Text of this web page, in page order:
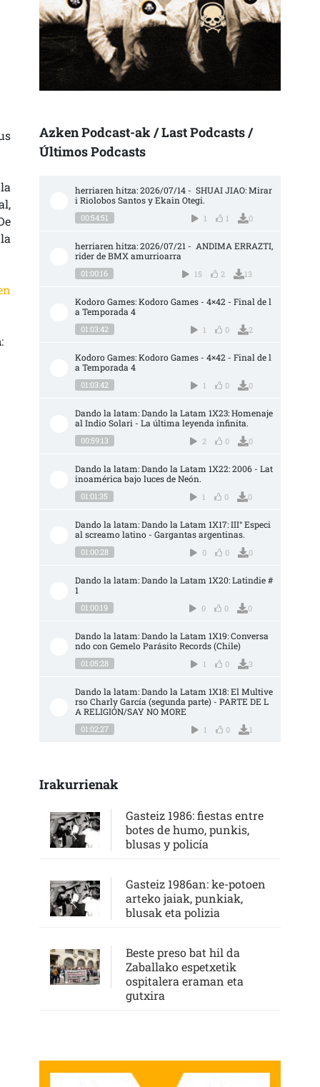
:
Azken Podcast-ak / Last Podcasts /
Últimos Podcasts
herriaren hitza: 2026/07/14 -  SHUAI JIAO: Mirar
i Riolobos Santos y Ekain Otegi.
00:54:51 1 1 0
herriaren hitza: 2026/07/21 -  ANDIMA ERRAZTI,
rider de BMX amurrioarra
01:00:16 15 2 13
Kodoro Games: Kodoro Games - 4×42 - Final de l
a Temporada 4
01:03:42 1 0 2
Kodoro Games: Kodoro Games - 4×42 - Final de l
a Temporada 4
01:03:42 1 0 0
Dando la latam: Dando la Latam 1X23: Homenaje
al Indio Solari - La última leyenda infinita.
00:59:13 2 0 0
Dando la latam: Dando la Latam 1X22: 2006 - Lat
inoamérica bajo luces de Neón.
01:01:35 1 0 0
Dando la latam: Dando la Latam 1X17: III° Especi
al screamo latino - Gargantas argentinas.
01:00:28 0 0 0
Dando la latam: Dando la Latam 1X20: Latindie #
1
01:00:19 0 0 0
Dando la latam: Dando la Latam 1X19: Conversa
ndo con Gemelo Parásito Records (Chile)
01:05:28 1 0 3
Dando la latam: Dando la Latam 1X18: El Multive
rso Charly García (segunda parte) - PARTE DE L
A RELIGIÓN/SAY NO MORE
01:02:27 1 0 1
Irakurrienak
Gasteiz 1986: fiestas entre
botes de humo, punkis,
blusas y policía
Gasteiz 1986an: ke-potoen
arteko jaiak, punkiak,
blusak eta polizia
Beste preso bat hil da
Zaballako espetxetik
ospitalera eraman eta
gutxira